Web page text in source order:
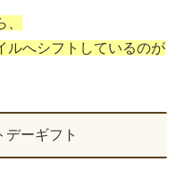
ルへシフトしているのが
デーギフト